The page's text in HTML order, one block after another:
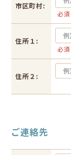
市区町村:
必須
住所１:
必須
住所２:
ご連絡先